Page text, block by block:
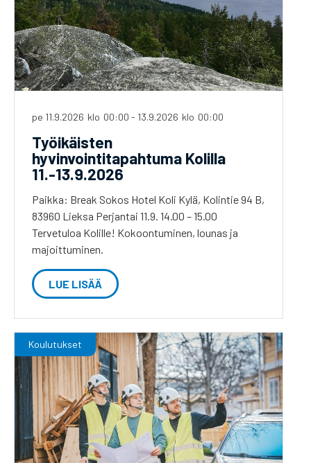
pe 11.9.2026 klo 00:00 - 13.9.2026 klo 00:00
Työikäisten
hyvinvointitapahtuma Kolilla
11.-13.9.2026
Paikka: Break Sokos Hotel Koli Kylä, Kolintie 94 B,
83960 Lieksa Perjantai 11.9. 14.00 – 15.00
Tervetuloa Kolille! Kokoontuminen, lounas ja
majoittuminen.
LUE LISÄÄ
Koulutukset